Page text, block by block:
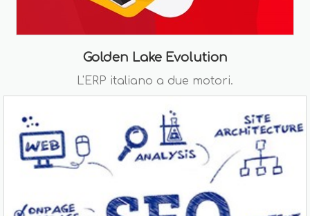
Golden Lake Evolution
L'ERP italiano a due motori.